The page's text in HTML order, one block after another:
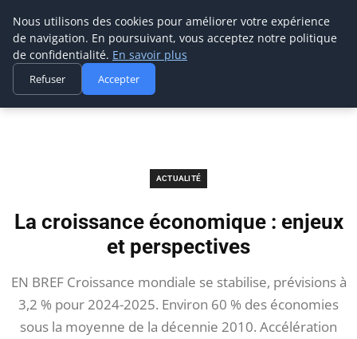
Prospection Pro
Accueil Actualité La croissance économique : enjeux et perspectives
ACTUALITÉ
La croissance économique : enjeux
et perspectives
EN BREF Croissance mondiale se stabilise, prévisions à
3,2 % pour 2024-2025. Environ 60 % des économies
sous la moyenne de la décennie 2010. Accélération
Nous utilisons des cookies pour améliorer votre expérience
de navigation. En poursuivant, vous acceptez notre politique
de confidentialité. En savoir plus
Refuser Accepter